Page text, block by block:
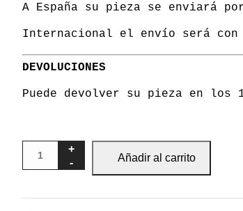
A España su pieza se enviará
Internacional el envío será con
DEVOLUCIONES
Puede devolver su pieza en los
Añadir al carrito